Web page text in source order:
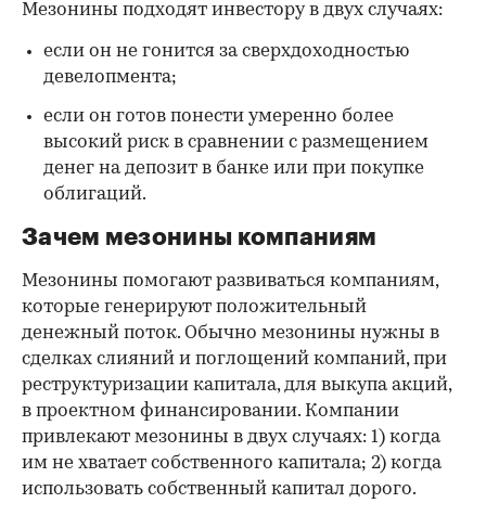
Мезонины подходят инвестору в двух случаях:
если он не гонится за сверхдоходностью
девелопмента;
если он готов понести умеренно более
высокий риск в сравнении с размещением
денег на депозит в банке или при покупке
облигаций.
Зачем мезонины компаниям
Мезонины помогают развиваться компаниям,
которые генерируют положительный
денежный поток. Обычно мезонины нужны в
сделках слияний и поглощений компаний, при
реструктуризации капитала, для выкупа акций,
в проектном финансировании. Компании
привлекают мезонины в двух случаях: 1) когда
им не хватает собственного капитала; 2) когда
использовать собственный капитал дорого.